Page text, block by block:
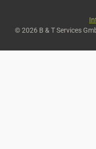
© 2026 B & T Services